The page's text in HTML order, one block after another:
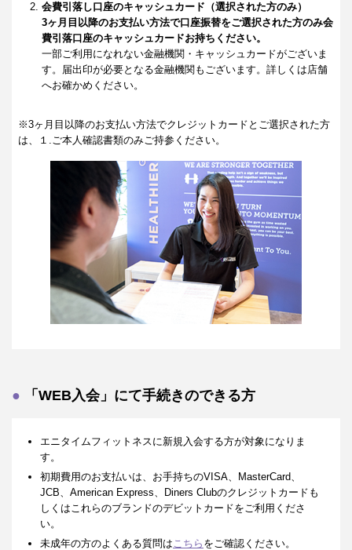
会費引落し口座のキャッシュカード（選択された方のみ）
3ヶ月目以降のお支払い方法で口座振替をご選択された方のみ会
費引落口座のキャッシュカードお持ちください。
一部ご利用になれない金融機関・キャッシュカードがございま
す。届出印が必要となる金融機関もございます。詳しくは店舗
へお確かめください。
※3ヶ月目以降のお支払い方法でクレジットカードとご選択された方
は、１.ご本人確認書類のみご持参ください。
「WEB入会」にて手続きのできる方
エニタイムフィットネスに新規入会する方が対象になりま
す。
初期費用のお支払いは、お手持ちのVISA、MasterCard、
JCB、American Express、Diners Clubのクレジットカードも
しくはこれらのブランドのデビットカードをご利用くださ
い。
未成年の方のよくある質問はこちら をご確認ください。